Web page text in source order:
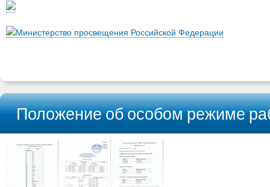
Министерство просвещения Российской Федерации
Положение об особом режиме